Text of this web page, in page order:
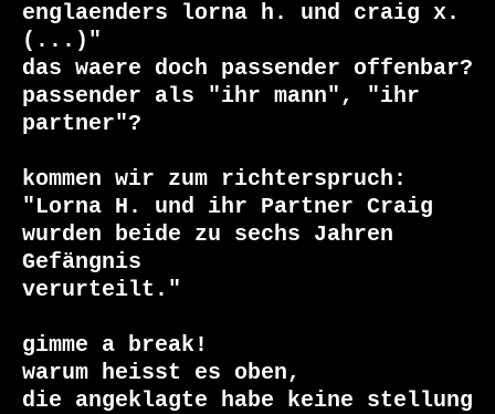
englaenders lorna h. und craig x.
(...)"
das waere doch passender offenbar?
passender als "ihr mann", "ihr
partner"?
kommen wir zum richterspruch:
"Lorna H. und ihr Partner Craig
wurden beide zu sechs Jahren
Gefängnis
verurteilt."
gimme a break!
warum heisst es oben,
die angeklagte habe keine stellung